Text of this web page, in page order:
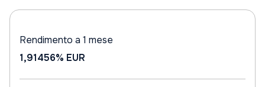
Rendimento a 1 mese
1,91456% EUR